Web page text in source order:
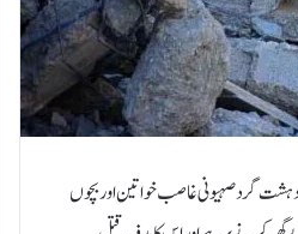
دہشت گرد صہیونی غاصب خواتین اور بچوں